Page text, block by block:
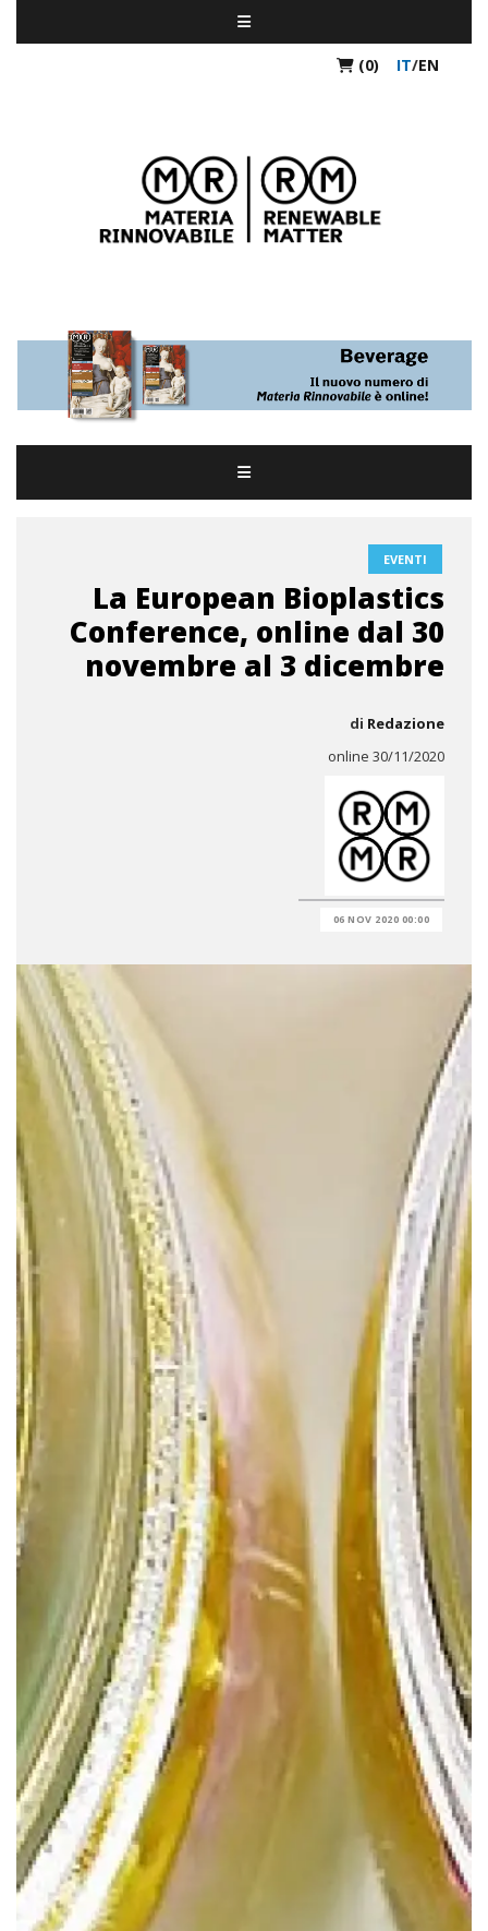
(0) IT/EN
EVENTI
La European Bioplastics
Conference, online dal 30
novembre al 3 dicembre
di Redazione
online 30/11/2020
06 NOV 2020 00:00